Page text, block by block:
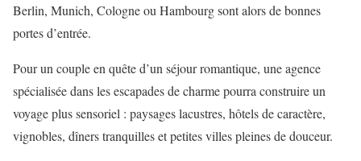
Berlin, Munich, Cologne ou Hambourg sont alors de bonnes
portes d’entrée.
Pour un couple en quête d’un séjour romantique, une agence
spécialisée dans les escapades de charme pourra construire un
voyage plus sensoriel : paysages lacustres, hôtels de caractère,
vignobles, dîners tranquilles et petites villes pleines de douceur.